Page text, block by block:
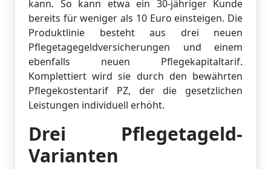
kann. So kann etwa ein 30-jähriger Kunde
bereits für weniger als 10 Euro einsteigen. Die
Produktlinie besteht aus drei neuen
Pflegetagegeldversicherungen und einem
ebenfalls neuen Pflegekapitaltarif.
Komplettiert wird sie durch den bewährten
Pflegekostentarif PZ, der die gesetzlichen
Leistungen individuell erhöht.
Drei Pflegetageld-
Varianten